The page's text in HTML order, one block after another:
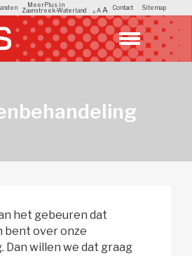
MeerPlus in
Zaanstreek-Waterland
A A A Contact Sitemap
het gebeuren dat
bent over onze
willen we dat graag